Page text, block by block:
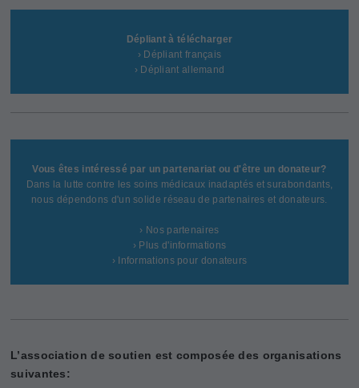
Dépliant à télécharger
› Dépliant français
› Dépliant allemand
Vous êtes intéressé par un partenariat ou d'être un donateur?
Dans la lutte contre les soins médicaux inadaptés et surabondants,
nous dépendons d'un solide réseau de partenaires et donateurs.
› Nos partenaires
› Plus d'informations
› Informations pour donateurs
L’association de soutien est composée des organisations
suivantes: